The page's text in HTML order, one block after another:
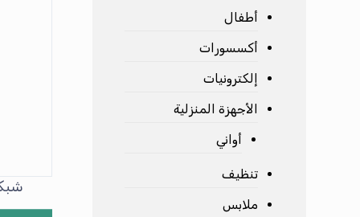
أطفال
أكسسورات
إلكترونيات
الأجهزة المنزلية
أواني
تنظيف
ملابس